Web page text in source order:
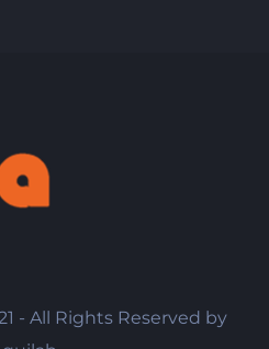
- All Rights Reserved by